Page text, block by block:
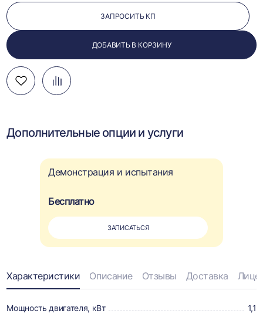
ЗАПРОСИТЬ КП
ДОБАВИТЬ В КОРЗИНУ
Добавить
в
Добавить
в
Перейти
к
Дополнительные опции и услуги
Демонстрация и испытания
Бесплатно
ЗАПИСАТЬСЯ
Информация
о
Характеристики Описание Отзывы Доставка
Мощность двигателя, кВт
1,1